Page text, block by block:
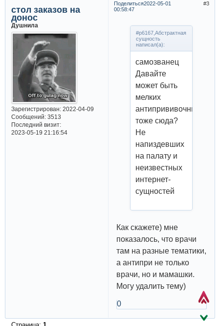
Поделиться 3
2022-05-01
00:58:47
стол заказов на
донос
Душнила
Зарегистрирован: 2022-04-09
Сообщений:3513
Последний визит:
2023-05-19 21:16:54
#p6167,Абстрактная
сущность
написал(а):
самозванец
Давайте
может быть
мелких
антипрививочников
тоже сюда?
Не
напиздевших
на палату и
неизвестных
интернет-
сущностей
Как скажете) мне
показалось, что врачи
там на разные тематики,
а антипри не только
врачи, но и мамашки.
Могу удалить тему)
0